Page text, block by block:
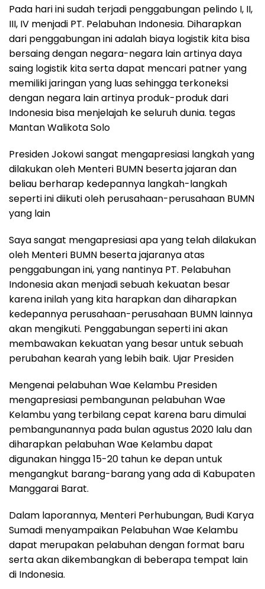
Pada hari ini sudah terjadi penggabungan pelindo I, II,
III, IV menjadi PT. Pelabuhan Indonesia. Diharapkan
dari penggabungan ini adalah biaya logistik kita bisa
bersaing dengan negara-negara lain artinya daya
saing logistik kita serta dapat mencari patner yang
memiliki jaringan yang luas sehingga terkoneksi
dengan negara lain artinya produk-produk dari
Indonesia bisa menjelajah ke seluruh dunia. tegas
Mantan Walikota Solo
Presiden Jokowi sangat mengapresiasi langkah yang
dilakukan oleh Menteri BUMN beserta jajaran dan
beliau berharap kedepannya langkah-langkah
seperti ini diikuti oleh perusahaan-perusahaan BUMN
yang lain
Saya sangat mengapresiasi apa yang telah dilakukan
oleh Menteri BUMN beserta jajaranya atas
penggabungan ini, yang nantinya PT. Pelabuhan
Indonesia akan menjadi sebuah kekuatan besar
karena inilah yang kita harapkan dan diharapkan
kedepannya perusahaan-perusahaan BUMN lainnya
akan mengikuti. Penggabungan seperti ini akan
membawakan kekuatan yang besar untuk sebuah
perubahan kearah yang lebih baik. Ujar Presiden
Mengenai pelabuhan Wae Kelambu Presiden
mengapresiasi pembangunan pelabuhan Wae
Kelambu yang terbilang cepat karena baru dimulai
pembangunannya pada bulan agustus 2020 lalu dan
diharapkan pelabuhan Wae Kelambu dapat
digunakan hingga 15-20 tahun ke depan untuk
mengangkut barang-barang yang ada di Kabupaten
Manggarai Barat.
Dalam laporannya, Menteri Perhubungan, Budi Karya
Sumadi menyampaikan Pelabuhan Wae Kelambu
dapat merupakan pelabuhan dengan format baru
serta akan dikembangkan di beberapa tempat lain
di Indonesia.